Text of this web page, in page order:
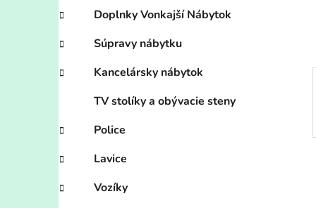
l
Doplnky Vonkajší Nábytok
Súpravy nábytku
Kancelársky nábytok
TV stolíky a obývacie steny
Police
Lavice
Vozíky